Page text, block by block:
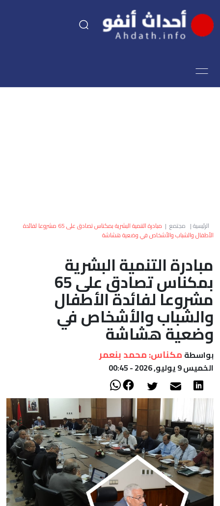
اقتصاد
العالم
الصحراء
الرئيسية| مجتمع |
مبادرة التنمية البشرية بمكناس تصادق على 65 مشروعا لفائدة
الأطفال والشباب والأشخاص في وضعية هشاشة
مبادرة التنمية البشرية
بمكناس تصادق على 65
مشروعا لفائدة الأطفال
والشباب والأشخاص في
وضعية هشاشة
بواسطة مكناس: محمد بنعمر
الخميس 9 يوليو, 2026 - 00:45